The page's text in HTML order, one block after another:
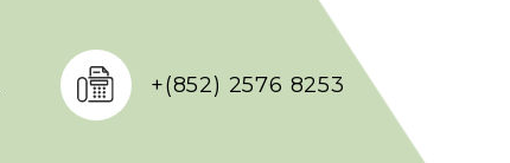
+(852) 2576 8253